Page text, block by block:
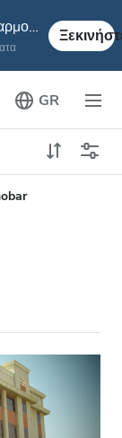
bookdialysis - ταξιδιωτική εφαρμογή
GR